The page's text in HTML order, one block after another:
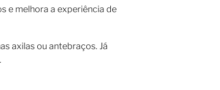
e melhora a experiência de
axilas ou antebraços. Já